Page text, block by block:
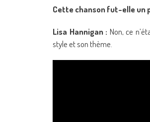
Cette chanson fut-elle un
Lisa Hannigan : Non, ce
style et son thème.